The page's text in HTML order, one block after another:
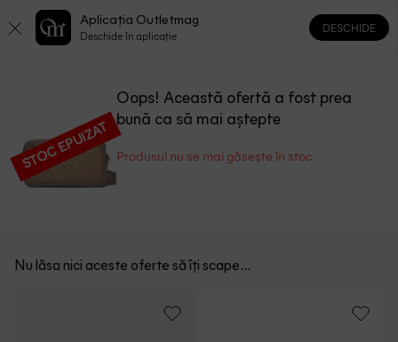
0 0
STOC EPUIZAT
Oops! Această ofertă a fost prea
bună ca să mai aștepte
Produsul nu se mai găsește în stoc
Nu lăsa nici aceste oferte să îți scape...
Aplicația Outletmag
Deschide în aplicație
DESCHIDE